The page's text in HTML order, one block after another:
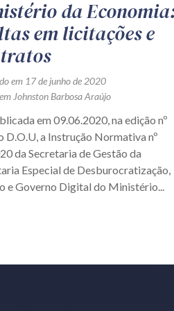
da
em licitações e
em 17 de junho de 2020
Johnston Barbosa Araújo
em 09.06.2020, na edição nº
D.O.U, a Instrução Normativa nº
da Secretaria de Gestão da
Especial de Desburocratização,
e Governo Digital do Ministério...